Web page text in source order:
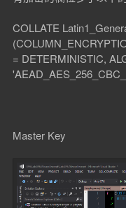
COLLATE
= DETERMINISTIC,
Master Key